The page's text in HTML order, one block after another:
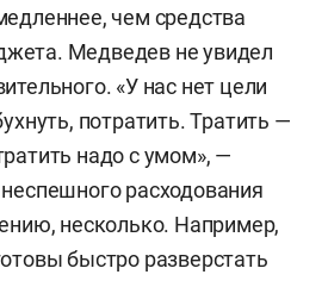
чем средства
Медведев не увидел
«У нас нет цели
потратить. Тратить —
надо с умом», —
расходования
несколько. Например,
быстро разверстать